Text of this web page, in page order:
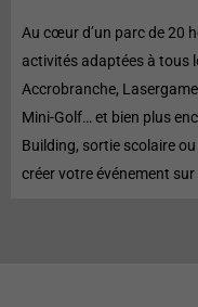
Au cœur d’un parc de 20
activités adaptées à tous
Accrobranche,
Mini-Golf… et bien plus
Building, sortie scolaire
créer votre événement sur